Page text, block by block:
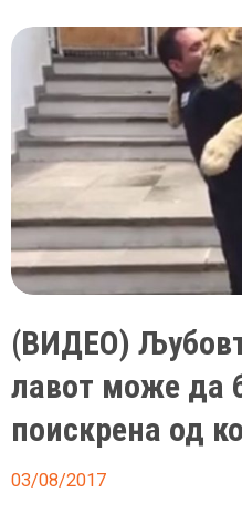
која
и
умре
мажот
и
повторно
омажи,
сама
ужива
плажа
(ВИДЕО)
лавот може да
поискрена од
03/08/2017